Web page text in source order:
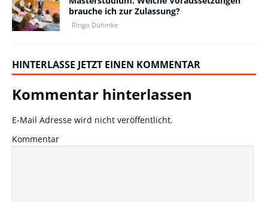
brauche ich zur Zulassung?
Ringo Dühmke
HINTERLASSE JETZT EINEN KOMMENTAR
Kommentar hinterlassen
E-Mail Adresse wird nicht veröffentlicht.
Kommentar